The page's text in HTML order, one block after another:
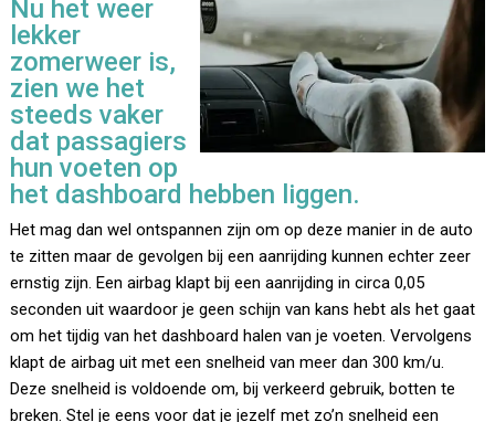
Nu het weer
lekker
zomerweer is,
zien we het
steeds vaker
dat passagiers
hun voeten op
het dashboard hebben liggen.
Het mag dan wel ontspannen zijn om op deze manier in de auto
te zitten maar de gevolgen bij een aanrijding kunnen echter zeer
ernstig zijn. Een airbag klapt bij een aanrijding in circa 0,05
seconden uit waardoor je geen schijn van kans hebt als het gaat
om het tijdig van het dashboard halen van je voeten. Vervolgens
klapt de airbag uit met een snelheid van meer dan 300 km/u.
Deze snelheid is voldoende om, bij verkeerd gebruik, botten te
breken. Stel je eens voor dat je jezelf met zo’n snelheid een